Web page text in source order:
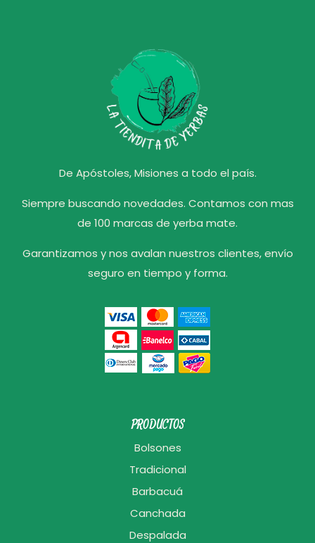
De Apóstoles, Misiones a todo el país.
Siempre buscando novedades. Contamos con mas
de 100 marcas de yerba mate.
Garantizamos y nos avalan nuestros clientes, envío
seguro en tiempo y forma.
PRODUCTOS
Bolsones
Tradicional
Barbacuá
Canchada
Despalada